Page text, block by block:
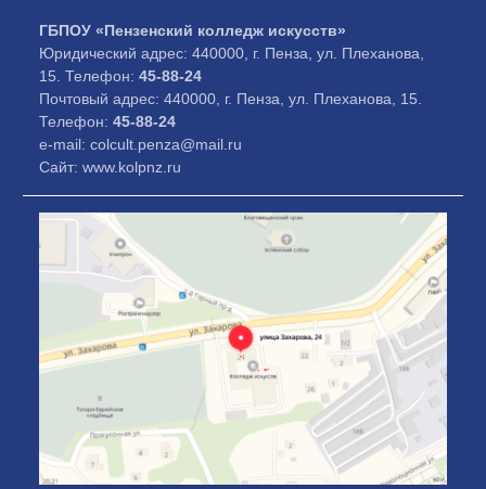
ГБПОУ «Пензенский колледж искусств»
Юридический адрес: 440000, г. Пенза, ул. Плеханова,
15. Телефон:45-88-24
Почтовый адрес: 440000, г. Пенза, ул. Плеханова, 15.
Телефон:45-88-24
e-mail: colcult.penza@mail.ru
Сайт: www.kolpnz.ru